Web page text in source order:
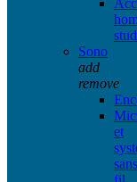
Sono
add
remove
et
sans